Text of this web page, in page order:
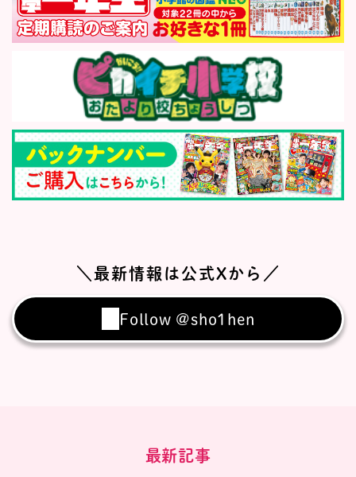
＼最新情報は公式Xから／
Follow @sho1hen
最新記事